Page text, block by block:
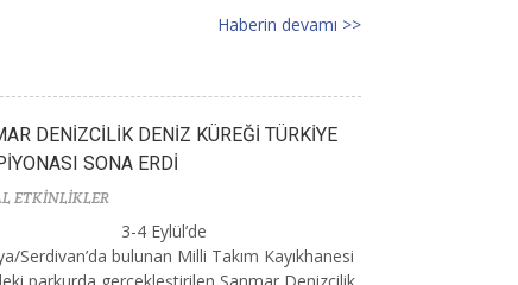
Haberin devamı >>
DENİZCİLİK DENİZ KÜREĞİ TÜRKİYE
SONA ERDİ
ETKİNLİKLER
3-4 Eylül’de
Serdivan’da bulunan Milli Takım Kayıkhanesi
parkurda gerçekleştirilen Sanmar Denizcilik